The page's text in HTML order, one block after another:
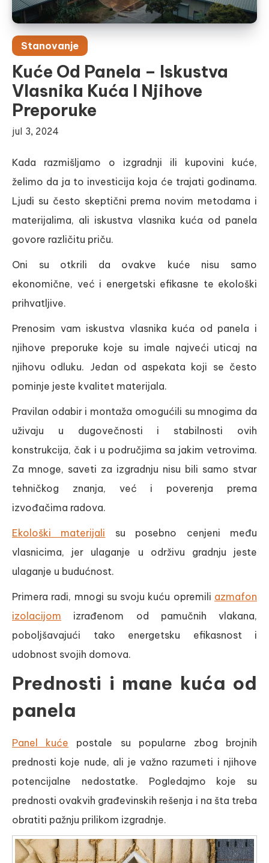
Stanovanje
Kuće Od Panela – Iskustva
Vlasnika Kuća I Njihove
Preporuke
jul 3, 2024
Kada razmišljamo o izgradnji ili kupovini kuće,
želimo da ja to investicija koja će trajati godinama.
Ljudi su često skeptični prema novim metodama i
materijalima, ali iskustva vlasnika kuća od panela
govore različitu priču.
Oni su otkrili da ovakve kuće nisu samo
ekonomične, već i energetski efikasne te ekološki
prihvatljive.
Prenosim vam iskustva vlasnika kuća od panela i
njihove preporuke koje su imale najveći uticaj na
njihovu odluku. Jedan od aspekata koji se često
pominje jeste kvalitet materijala.
Pravilan odabir i montaža omogućili su mnogima da
uživaju u dugovečnosti i stabilnosti ovih
konstrukcija, čak i u područjima sa jakim vetrovima.
Za mnoge, saveti za izgradnju nisu bili samo stvar
tehničkog znanja, već i poverenja prema
izvođačima radova.
Ekološki materijali su posebno cenjeni među
vlasnicima, jer ulaganje u održivu gradnju jeste
ulaganje u budućnost.
Primera radi, mnogi su svoju kuću opremili azmafon
izolacijom izrađenom od pamučnih vlakana,
poboljšavajući tako energetsku efikasnost i
udobnost svojih domova.
Prednosti i mane kuća od
panela
Panel kuće postale su popularne zbog brojnih
prednosti koje nude, ali je važno razumeti i njihove
potencijalne nedostatke. Pogledajmo koje su
prednosti ovakvih građevinskih rešenja i na šta treba
obratiti pažnju prilikom izgradnje.